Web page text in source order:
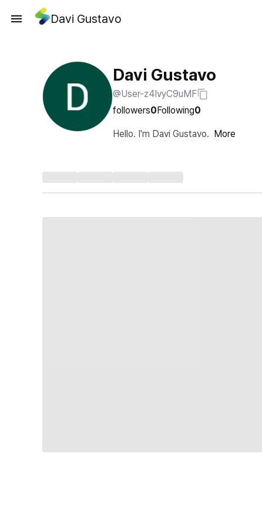
Davi Gustavo
Davi Gustavo
@User-z4IvyC9uMF
followers0Following0
Hello. I'm Davi Gustavo. More